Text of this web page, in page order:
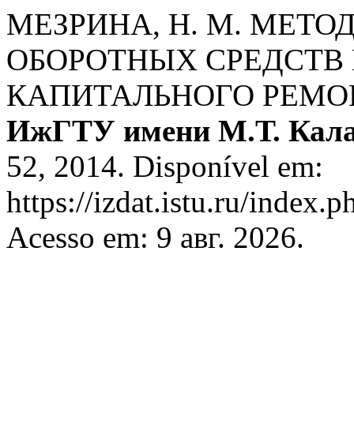
МЕЗРИНА, Н. М.
ОБОРОТНЫХ
КАПИТАЛЬНОГО
ИжГТУ имени М.Т.
52, 2014. Disponível em:
https://izdat.istu.ru/
Acesso em: 9 авг. 2026.